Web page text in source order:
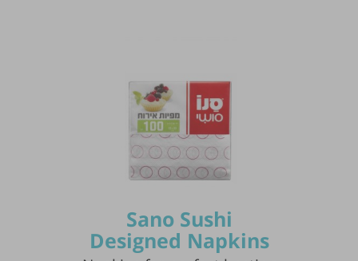
Sano Sushi
Designed Napkins
Publication of the tip is subject to the
discretion of the webmaster.